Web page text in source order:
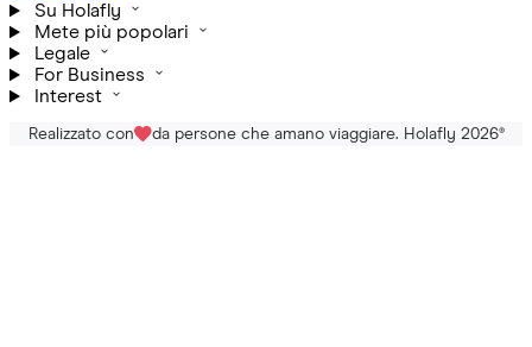
Su Holafly
Mete più popolari
Legale
For Business
Interest
Realizzato con da persone che amano viaggiare. Holafly 2026®